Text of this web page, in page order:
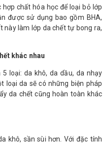
chất hóa học để loại bỏ lớp
được sử dụng bao gồm BHA,
này làm lớp da chết tự bong ra,
khác nhau
loại: da khô, da dầu, da nhạy
loại da sẽ có những biện pháp
da chết cũng hoàn toàn khác
khô, sần sùi hơn. Với đặc tính